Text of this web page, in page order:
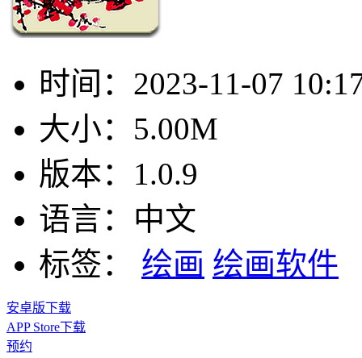
时间： 2023-11-07
大小： 5.00M
版本： 1.0.9
语言： 中文
标签：
绘画 绘画软件
安卓版下载
APP Store下载
预约